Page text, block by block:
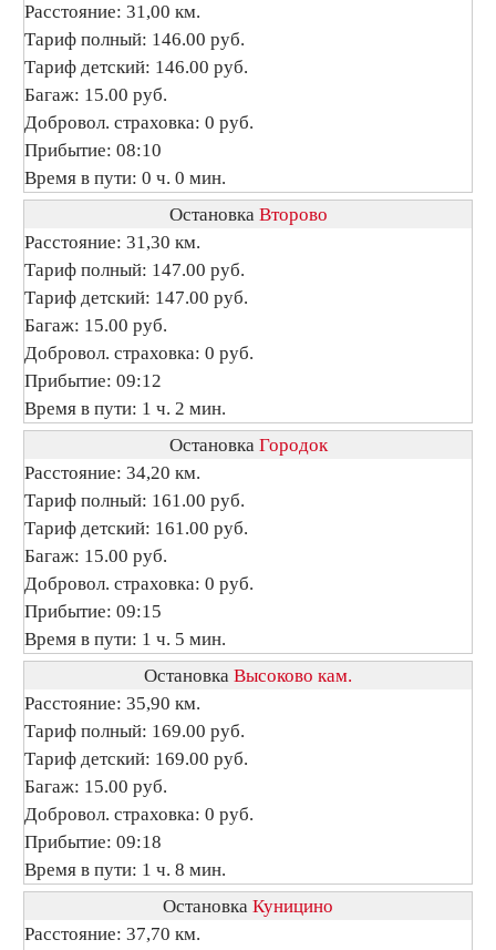
Расстояние: 31,00 км.
Тариф полный: 146.00 руб.
Тариф детский: 146.00 руб.
Багаж: 15.00 руб.
Добровол. страховка: 0 руб.
Прибытие: 08:10
Время в пути: 0 ч. 0 мин.
Остановка Второво
Расстояние: 31,30 км.
Тариф полный: 147.00 руб.
Тариф детский: 147.00 руб.
Багаж: 15.00 руб.
Добровол. страховка: 0 руб.
Прибытие: 09:12
Время в пути: 1 ч. 2 мин.
Остановка Городок
Расстояние: 34,20 км.
Тариф полный: 161.00 руб.
Тариф детский: 161.00 руб.
Багаж: 15.00 руб.
Добровол. страховка: 0 руб.
Прибытие: 09:15
Время в пути: 1 ч. 5 мин.
Остановка Высоково кам.
Расстояние: 35,90 км.
Тариф полный: 169.00 руб.
Тариф детский: 169.00 руб.
Багаж: 15.00 руб.
Добровол. страховка: 0 руб.
Прибытие: 09:18
Время в пути: 1 ч. 8 мин.
Остановка Куницино
Расстояние: 37,70 км.